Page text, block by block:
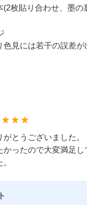
(2枚貼り合わせ、墨
見には若干の誤差が
とうございました。
ったので大変満足し